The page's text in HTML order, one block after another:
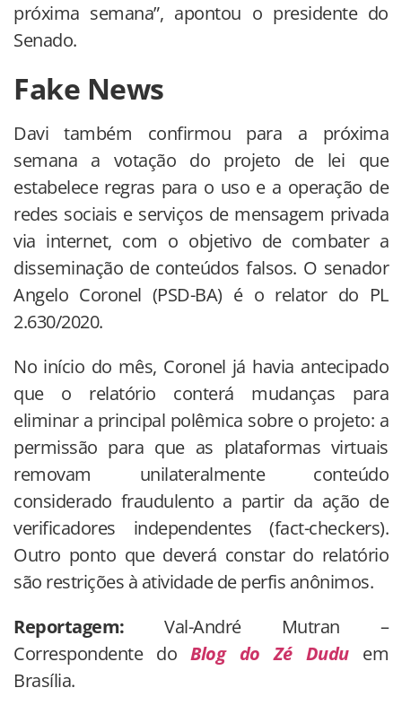
próxima semana”, apontou o presidente do
Senado.
Fake News
Davi também confirmou para a próxima
semana a votação do projeto de lei que
estabelece regras para o uso e a operação de
redes sociais e serviços de mensagem privada
via internet, com o objetivo de combater a
disseminação de conteúdos falsos. O senador
Angelo Coronel (PSD-BA) é o relator do PL
2.630/2020.
No início do mês, Coronel já havia antecipado
que o relatório conterá mudanças para
eliminar a principal polêmica sobre o projeto: a
permissão para que as plataformas virtuais
removam unilateralmente conteúdo
considerado fraudulento a partir da ação de
verificadores independentes (fact-checkers).
Outro ponto que deverá constar do relatório
são restrições à atividade de perfis anônimos.
Reportagem:Val-André Mutran –
Correspondente doBlog do Zé Duduem
Brasília.